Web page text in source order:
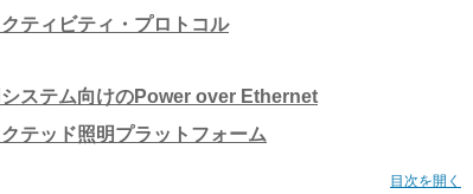
ティビティ・プロトコル
ステム向けのPower over Ethernet
テッド照明プラットフォーム
目次を開く